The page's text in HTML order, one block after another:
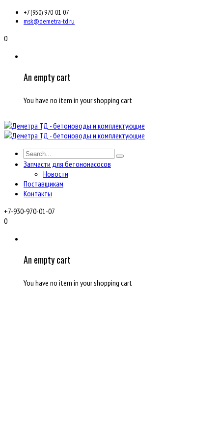
+7 (930) 970-01-07
msk@demetra-td.ru
0
An empty cart
You have no item in your shopping cart
Запчасти для бетононасосов
Новости
Поставщикам
Контакты
+7-930-970-01-07
0
An empty cart
You have no item in your shopping cart